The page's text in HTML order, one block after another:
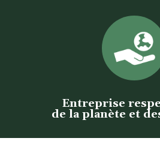
Entreprise
de la planète et